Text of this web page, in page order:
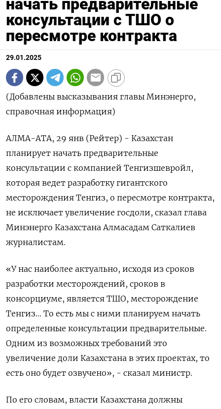
начать предварительные
консультации с ТШО о
пересмотре контракта
29.01.2025
(Добавлены высказывания главы Минэнерго,
справочная информация)
АЛМА-АТА, 29 янв (Рейтер) - Казахстан
планирует начать предварительные
консультации с компанией Тенгизшевройл,
которая ведет разработку гигантского
месторождения Тенгиз, о пересмотре контракта,
не исключает увеличение госдоли, сказал глава
Минэнерго Казахстана Алмасадам Саткалиев
журналистам.
«У нас наиболее актуально, исходя из сроков
разработки месторождений, сроков в
консорциуме, является ТШО, месторождение
Тенгиз... То есть мы с ними планируем начать
определенные консультации предварительные.
Одним из возможных требований это
увеличение доли Казахстана в этих проектах, то
есть оно будет озвучено», - сказал министр.
По его словам, власти Казахстана должны